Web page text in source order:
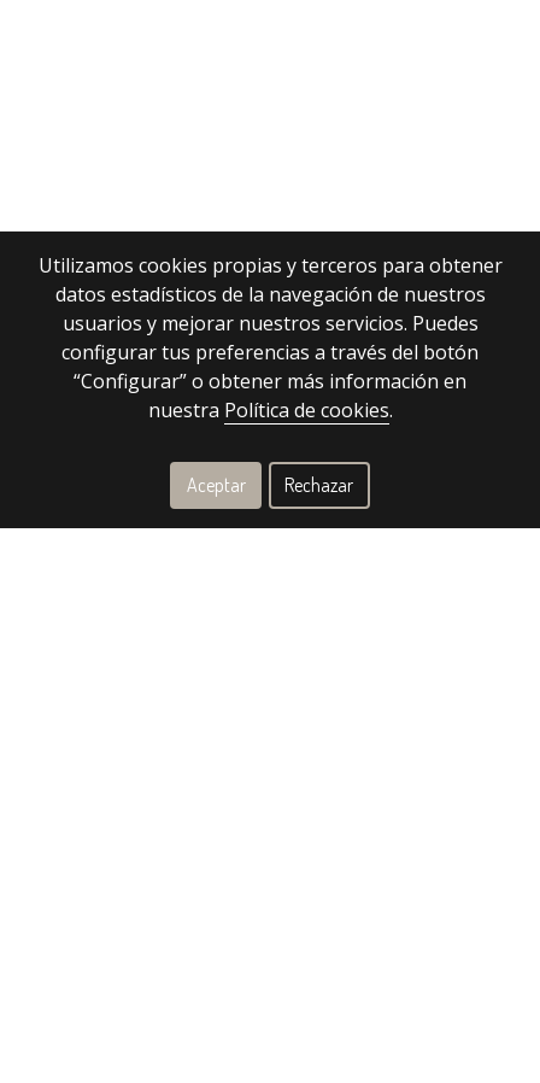
Utilizamos cookies propias y terceros para obtener
datos estadísticos de la navegación de nuestros
usuarios y mejorar nuestros servicios. Puedes
configurar tus preferencias a través del botón
“Configurar” o obtener más información en
nuestra Política de cookies.
Aceptar Rechazar